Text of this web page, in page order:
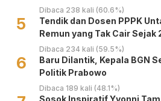
Dibaca 238 kali (60.6%)
5
Tendik dan Dosen PPPK
Remun yang Tak Cair Sejak
Dibaca 234 kali (59.5%)
6
Baru Dilantik, Kepala BGN
Politik Prabowo
Dibaca 189 kali (48.1%)
‎Sosok Inspiratif Yvonni